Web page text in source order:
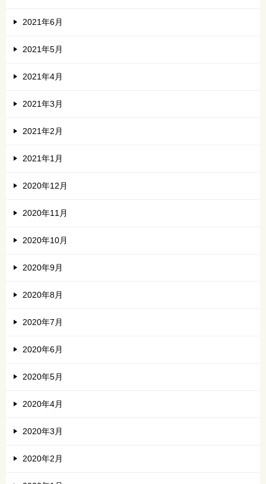
2021年6月
2021年5月
2021年4月
2021年3月
2021年2月
2021年1月
2020年12月
2020年11月
2020年10月
2020年9月
2020年8月
2020年7月
2020年6月
2020年5月
2020年4月
2020年3月
2020年2月